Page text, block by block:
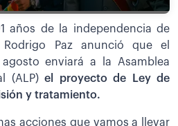
años de la independencia de
Paz anunció que el
enviará a la Asamblea
(ALP)el proyecto de Ley de
y tratamiento.
acciones que vamos a llevar